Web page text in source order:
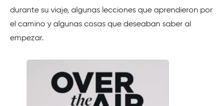
durante su viaje, algunas lecciones que aprendieron por
el camino y algunas cosas que deseaban saber al
empezar.